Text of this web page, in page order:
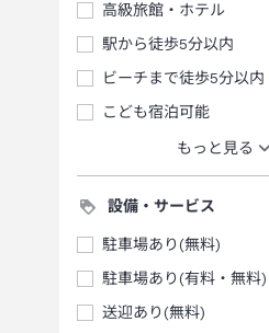
高級旅館・ホテル
駅から徒歩5分以内
ビーチまで徒歩5分以内
こども宿泊可能
もっと見る
設備・サービス
駐車場あり(無料)
駐車場あり(有料・無料)
送迎あり(無料)